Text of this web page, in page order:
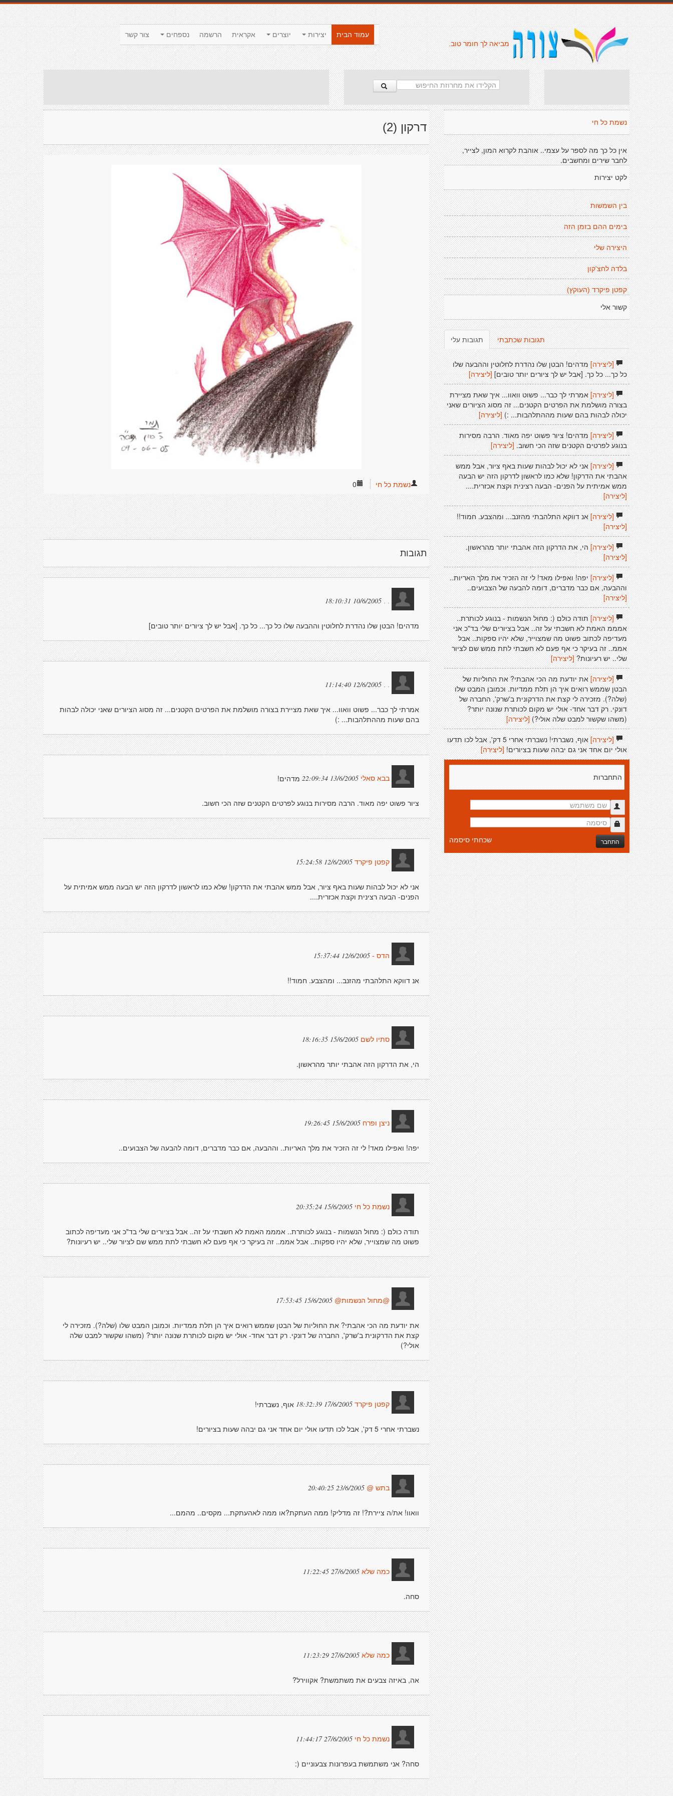
צור קשר נספחים הרשמה אקראית יוצרים יצירות
עמוד הבית
מביאה לך חומר טוב.
דרקון (2)
0 נשמת כל חי
תגובות
. .
10/6/2005 18:10:31
מדהים! הבטן שלו נהדרת לחלוטין וההבעה שלו כל כך... כל כך. [אבל יש לך ציורים יותר טובים]
. .
12/6/2005 11:14:40
אמרתי לך כבר... פשוט וואוו... איך שאת מציירת בצורה מושלמת את הפרטים הקטנים... זה מסוג הציורים שאני יכולה לבהות
בהם שעות מההתלהבות... :)
בבא סאלי 13/6/2005 22:09:34 מדהים!
ציור פשוט יפה מאוד. הרבה מסירות בנוגע לפרטים הקטנים שזה הכי חשוב.
קפטן פיקרד 12/6/2005 15:24:58
אני לא יכול לבהות שעות באף ציור, אבל ממש אהבתי את הדרקון! שלא כמו לראשון לדרקון הזה יש הבעה ממש אמיתית על
הפנים- הבעה רצינית וקצת אכזרית....
הדס - 12/6/2005 15:37:44
אנ דווקא התלהבתי מהזנב... ומהצבע. חמוד!!
סתיו לשם 15/6/2005 18:16:35
הי, את הדרקון הזה אהבתי יותר מהראשון.
ניצן ופרח 15/6/2005 19:26:45
יפה! ואפילו מאד! לי זה הזכיר את מלך האריות.. וההבעה, אם כבר מדברים, דומה להבעה של הצבועים..
נשמת כל חי 15/6/2005 20:35:24
תודה כולם (: מחול הנשמות - בנוגע לכותרת.. אמממ האמת לא חשבתי על זה.. אבל בציורים שלי בד"כ אני מעדיפה לכתוב
פשוט מה שמצוייר, שלא יהיו ספקות.. אבל אממ.. זה בעיקר כי אף פעם לא חשבתי לתת ממש שם לציור שלי.. יש רעיונות?
@מחול הנשמות@ 15/6/2005 17:53:45
את יודעת מה הכי אהבתי? את החוליות של הבטן שממש רואים איך הן תלת ממדיות. וכמובן המבט שלו (שלה?). מזכירה לי
קצת את הדרקונית ב'שרק', החברה של דונקי. רק דבר אחד- אולי יש מקום לכותרת שנונה יותר? (משהו שקשור למבט שלה
אולי?)
קפטן פיקרד 17/6/2005 18:32:39 אוף, נשברתי!
נשברתי אחרי 5 דק', אבל לכו תדעו אולי יום אחד אני גם יבהה שעות בציורים!
בתש @ 23/6/2005 20:40:25
וואוו! את/ה ציירת?! זה מדליק! ממה העתקת?או ממה לאהעתקת... מקסים.. מהמם...
כמה שלא 27/6/2005 11:22:45
סחה.
כמה שלא 27/6/2005 11:23:29
אה, באיזה צבעים את משתמשת? אקווירל?
נשמת כל חי 27/6/2005 11:44:17
סחה? אני משתמשת בעפרונות צבעוניים (:
נשמת כל חי
אין כל כך מה לספר על עצמי.. אוהבת לקרוא המון, לצייר,
לחבר שירים ומחשבים.
לקט יצירות
בין השמשות
בימים ההם בזמן הזה
היצירה שלי
בלדה לחצ'קון
קפטן פיקרד (העוקץ)
קשור אלי
תגובות עלי תגובות שכתבתי
[ליצירה]מדהים! הבטן שלו נהדרת לחלוטין וההבעה שלו
כל כך... כל כך. [אבל יש לך ציורים יותר טובים] [ליצירה]
[ליצירה]אמרתי לך כבר... פשוט וואוו... איך שאת מציירת
בצורה מושלמת את הפרטים הקטנים... זה מסוג הציורים שאני
יכולה לבהות בהם שעות מההתלהבות... :) [ליצירה]
[ליצירה]מדהים! ציור פשוט יפה מאוד. הרבה מסירות
בנוגע לפרטים הקטנים שזה הכי חשוב. [ליצירה]
[ליצירה]אני לא יכול לבהות שעות באף ציור, אבל ממש
אהבתי את הדרקון! שלא כמו לראשון לדרקון הזה יש הבעה
ממש אמיתית על הפנים- הבעה רצינית וקצת אכזרית....
[ליצירה]
[ליצירה]אנ דווקא התלהבתי מהזנב... ומהצבע. חמוד!!
[ליצירה]
[ליצירה]הי, את הדרקון הזה אהבתי יותר מהראשון.
[ליצירה]
[ליצירה]יפה! ואפילו מאד! לי זה הזכיר את מלך האריות..
וההבעה, אם כבר מדברים, דומה להבעה של הצבועים..
[ליצירה]
[ליצירה]תודה כולם (: מחול הנשמות - בנוגע לכותרת..
אמממ האמת לא חשבתי על זה.. אבל בציורים שלי בד"כ אני
מעדיפה לכתוב פשוט מה שמצוייר, שלא יהיו ספקות.. אבל
אממ.. זה בעיקר כי אף פעם לא חשבתי לתת ממש שם לציור
שלי.. יש רעיונות? [ליצירה]
[ליצירה]את יודעת מה הכי אהבתי? את החוליות של
הבטן שממש רואים איך הן תלת ממדיות. וכמובן המבט שלו
(שלה?). מזכירה לי קצת את הדרקונית ב'שרק', החברה של
דונקי. רק דבר אחד- אולי יש מקום לכותרת שנונה יותר?
(משהו שקשור למבט שלה אולי?) [ליצירה]
[ליצירה]
אוף, נשברתי! נשברתי אחרי 5 דק', אבל לכו תדעו
אולי יום אחד אני גם יבהה שעות בציורים! [ליצירה]
התחברות
התחבר שכחתי סיסמה